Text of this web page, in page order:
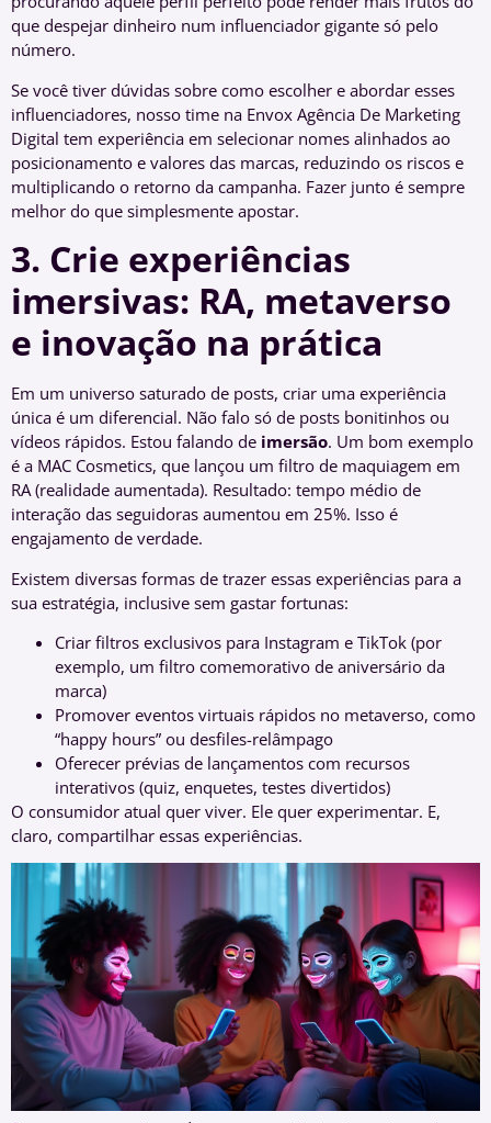
que despejar dinheiro num influenciador gigante só pelo
número.
Se você tiver dúvidas sobre como escolher e abordar esses
influenciadores, nosso time na Envox Agência De Marketing
Digital tem experiência em selecionar nomes alinhados ao
posicionamento e valores das marcas, reduzindo os riscos e
multiplicando o retorno da campanha. Fazer junto é sempre
melhor do que simplesmente apostar.
3. Crie experiências
imersivas: RA, metaverso
e inovação na prática
Em um universo saturado de posts, criar uma experiência
única é um diferencial. Não falo só de posts bonitinhos ou
vídeos rápidos. Estou falando de imersão. Um bom exemplo
é a MAC Cosmetics, que lançou um filtro de maquiagem em
RA (realidade aumentada). Resultado: tempo médio de
interação das seguidoras aumentou em 25%. Isso é
engajamento de verdade.
Existem diversas formas de trazer essas experiências para a
sua estratégia, inclusive sem gastar fortunas:
Criar filtros exclusivos para Instagram e TikTok (por
exemplo, um filtro comemorativo de aniversário da
marca)
Promover eventos virtuais rápidos no metaverso, como
“happy hours” ou desfiles-relâmpago
Oferecer prévias de lançamentos com recursos
interativos (quiz, enquetes, testes divertidos)
O consumidor atual quer viver. Ele quer experimentar. E,
claro, compartilhar essas experiências.